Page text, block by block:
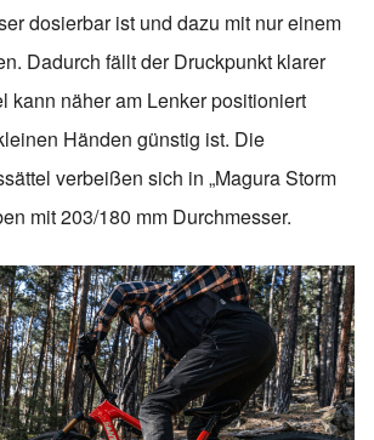
dosierbar ist und dazu mit nur einem
Dadurch fällt der Druckpunkt klarer
kann näher am Lenker positioniert
Händen günstig ist. Die
verbeißen sich in „Magura Storm
mit 203/180 mm Durchmesser.